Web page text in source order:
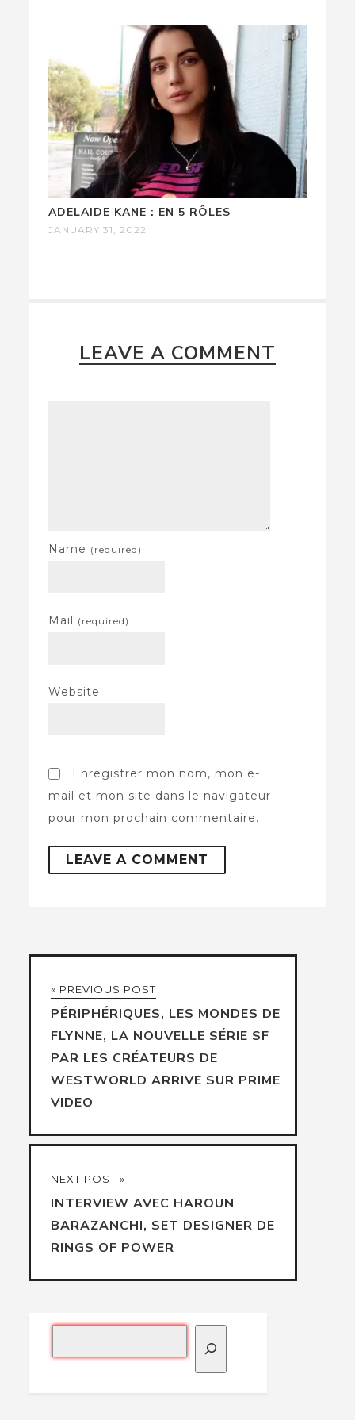
ADELAIDE KANE : EN 5 RÔLES
JANUARY 31, 2022
LEAVE A COMMENT
Name (required)
Mail (required)
Website
Enregistrer mon nom, mon e-
mail et mon site dans le navigateur
pour mon prochain commentaire.
« PREVIOUS POST
PÉRIPHÉRIQUES, LES MONDES DE
FLYNNE, LA NOUVELLE SÉRIE SF
PAR LES CRÉATEURS DE
WESTWORLD ARRIVE SUR PRIME
VIDEO
NEXT POST »
INTERVIEW AVEC HAROUN
BARAZANCHI, SET DESIGNER DE
RINGS OF POWER